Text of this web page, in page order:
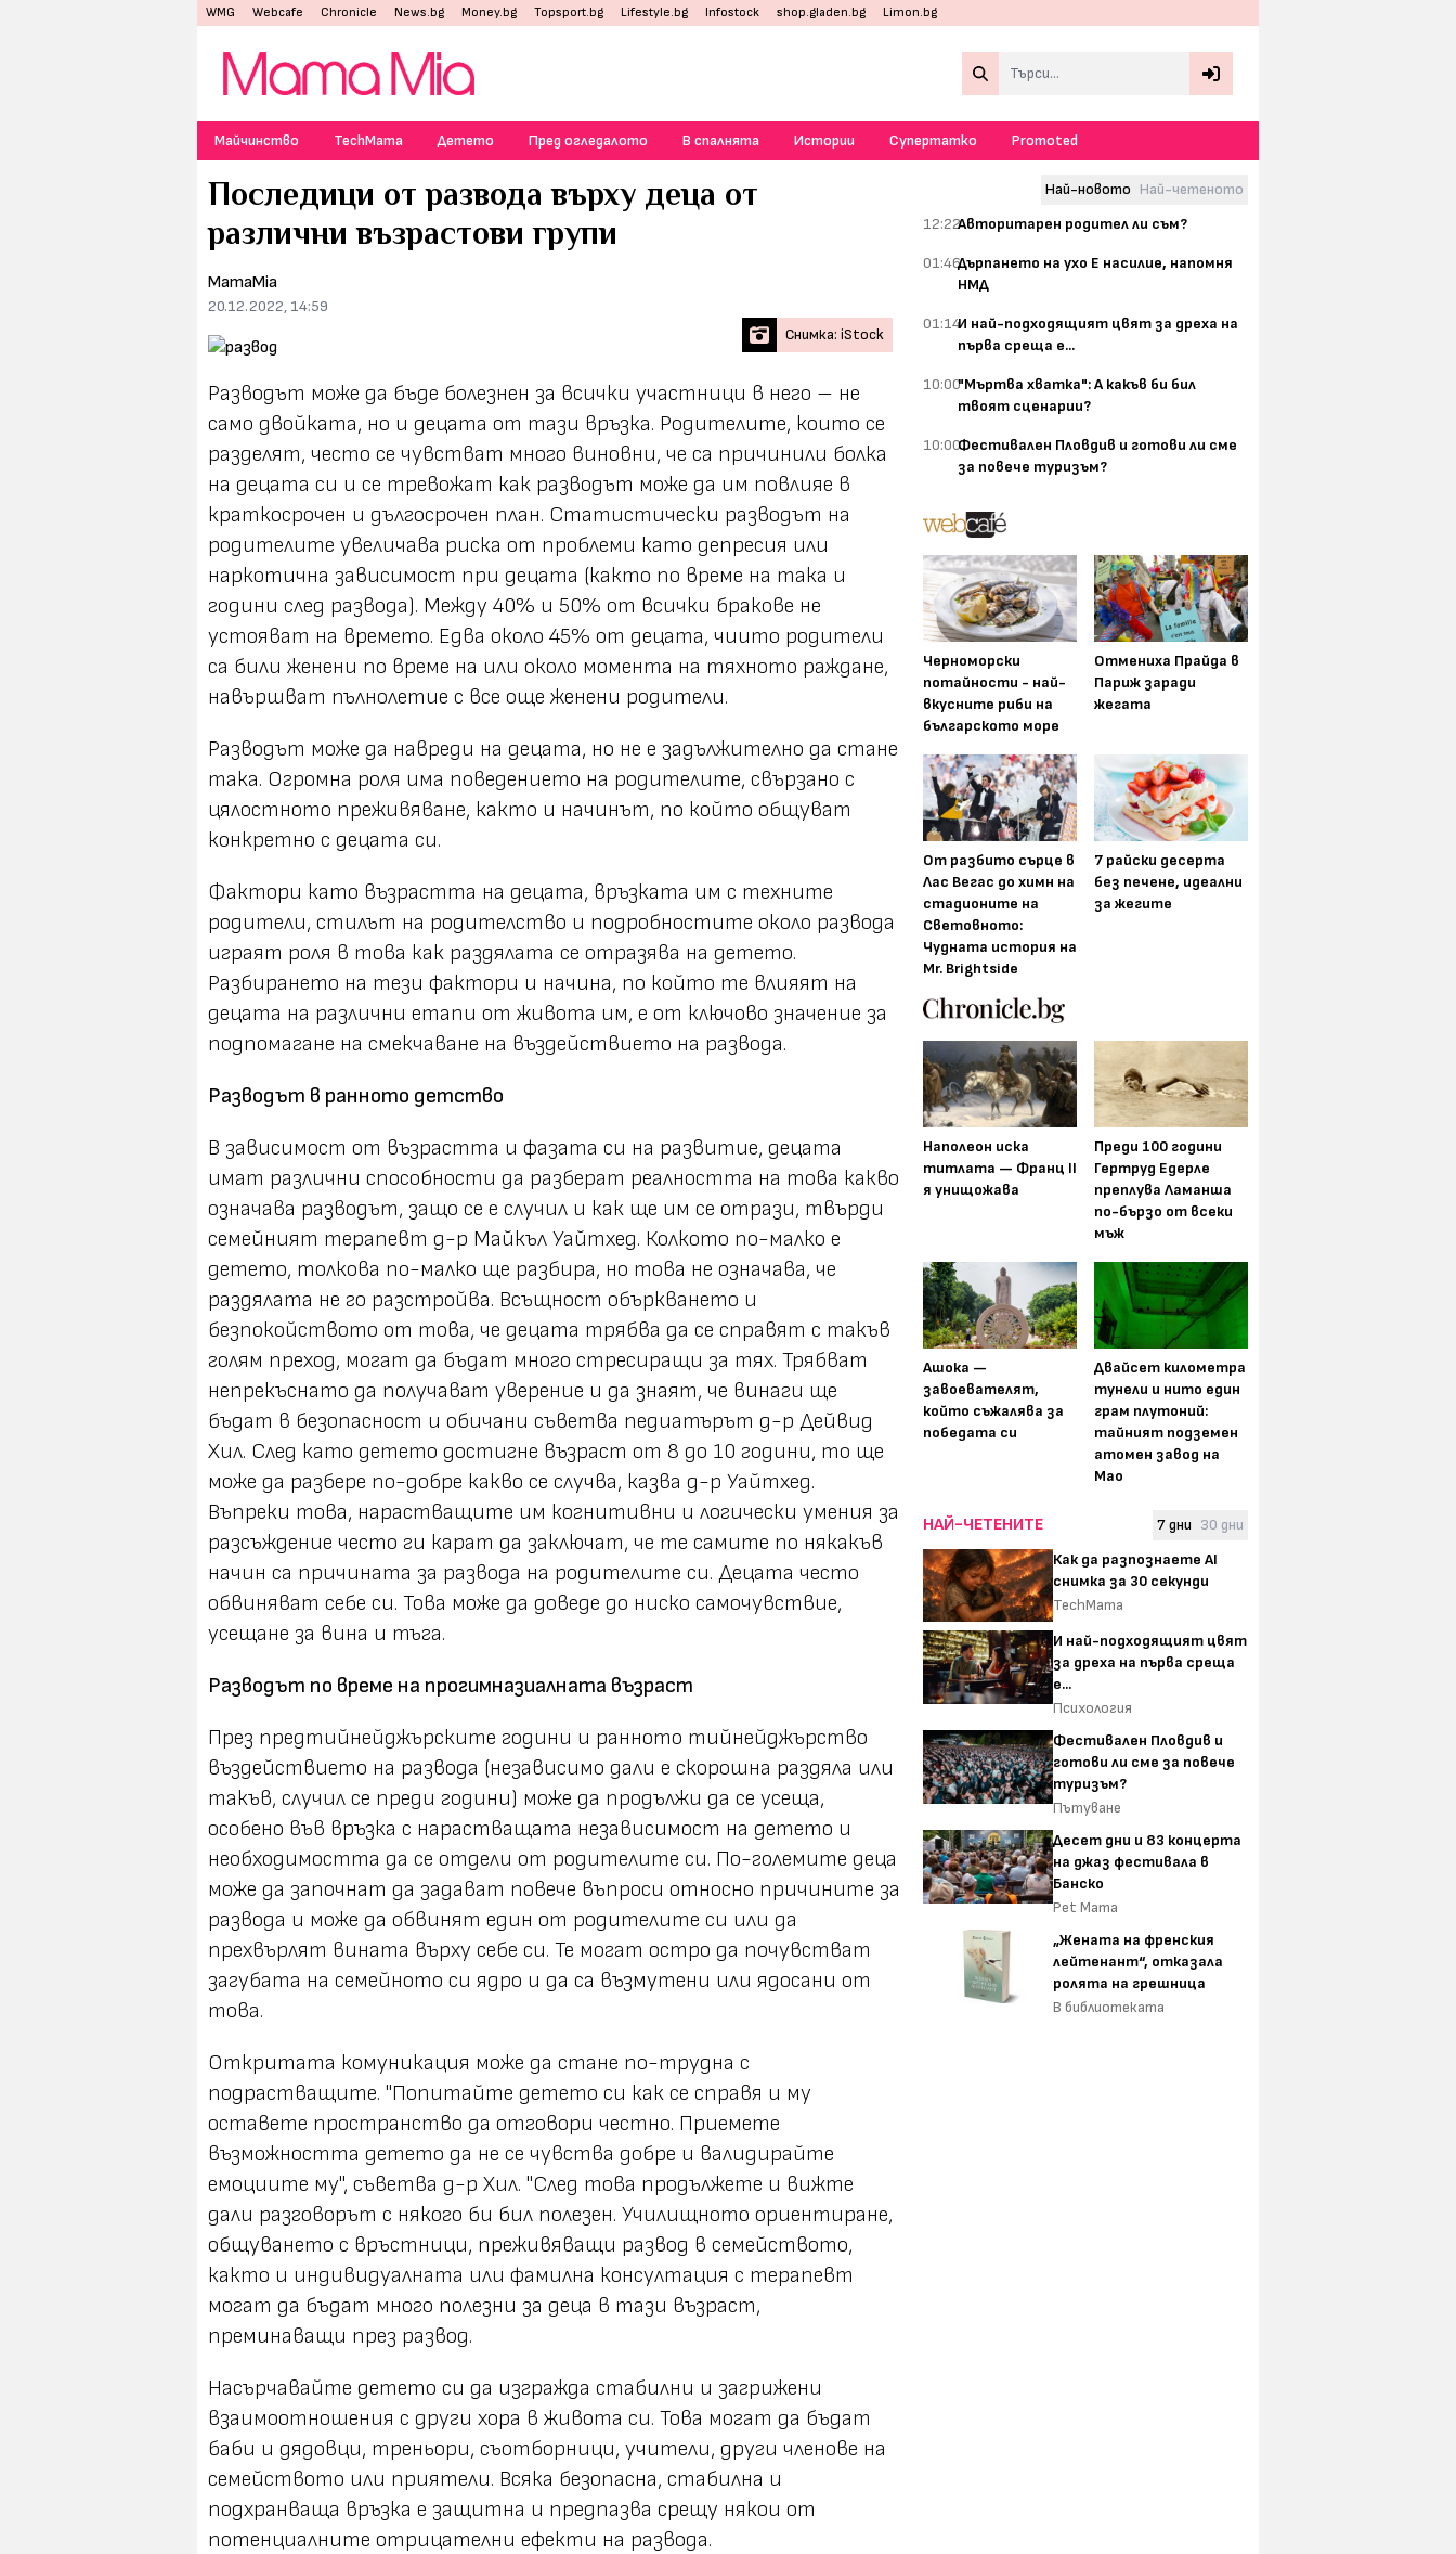
WMG Webcafe Chronicle News.bg Money.bg Topsport.bg Lifestyle.bg Infostock shop.gladen.bg Limon.bg
Майчинство TechMama Детето Пред огледалото В спалнята Истории Супертатко Promoted
Последици от развода върху деца от
различни възрастови групи
MamaMia
20.12.2022, 14:59
Снимка: iStock
Разводът може да бъде болезнен за всички участници в него – не
само двойката, но и децата от тази връзка. Родителите, които се
разделят, често се чувстват много виновни, че са причинили болка
на децата си и се тревожат как разводът може да им повлияе в
краткосрочен и дългосрочен план. Статистически разводът на
родителите увеличава риска от проблеми като депресия или
наркотична зависимост при децата (както по време на така и
години след развода). Между 40% и 50% от всички бракове не
устояват на времето. Едва около 45% от децата, чиито родители
са били женени по време на или около момента на тяхното раждане,
навършват пълнолетие с все още женени родители.
Разводът може да навреди на децата, но не е задължително да стане
така. Огромна роля има поведението на родителите, свързано с
цялостното преживяване, както и начинът, по който общуват
конкретно с децата си.
Фактори като възрастта на децата, връзката им с техните
родители, стилът на родителство и подробностите около развода
играят роля в това как раздялата се отразява на детето.
Разбирането на тези фактори и начина, по който те влияят на
децата на различни етапи от живота им, е от ключово значение за
подпомагане на смекчаване на въздействието на развода.
Разводът в ранното детство
В зависимост от възрастта и фазата си на развитие, децата
имат различни способности да разберат реалността на това какво
означава разводът, защо се е случил и как ще им се отрази, твърди
семейният терапевт д-р Майкъл Уайтхед. Колкото по-малко е
детето, толкова по-малко ще разбира, но това не означава, че
раздялата не го разстройва. Всъщност объркването и
безпокойството от това, че децата трябва да се справят с такъв
голям преход, могат да бъдат много стресиращи за тях. Трябват
непрекъснато да получават уверение и да знаят, че винаги ще
бъдат в безопасност и обичани съветва педиатърът д-р Дейвид
Хил. След като детето достигне възраст от 8 до 10 години, то ще
може да разбере по-добре какво се случва, казва д-р Уайтхед.
Въпреки това, нарастващите им когнитивни и логически умения за
разсъждение често ги карат да заключат, че те самите по някакъв
начин са причината за развода на родителите си. Децата често
обвиняват себе си. Това може да доведе до ниско самочувствие,
усещане за вина и тъга.
Разводът по време на прогимназиалната възраст
През предтийнейджърските години и ранното тийнейджърство
въздействието на развода (независимо дали е скорошна раздяла или
такъв, случил се преди години) може да продължи да се усеща,
особено във връзка с нарастващата независимост на детето и
необходимостта да се отдели от родителите си. По-големите деца
може да започнат да задават повече въпроси относно причините за
развода и може да обвинят един от родителите си или да
прехвърлят вината върху себе си. Те могат остро да почувстват
загубата на семейното си ядро и да са възмутени или ядосани от
това.
Откритата комуникация може да стане по-трудна с
подрастващите. "Попитайте детето си как се справя и му
оставете пространство да отговори честно. Приемете
възможността детето да не се чувства добре и валидирайте
емоциите му", съветва д-р Хил. "След това продължете и вижте
дали разговорът с някого би бил полезен. Училищното ориентиране,
общуването с връстници, преживяващи развод в семейството,
както и индивидуалната или фамилна консултация с терапевт
могат да бъдат много полезни за деца в тази възраст,
преминаващи през развод.
Насърчавайте детето си да изгражда стабилни и загрижени
взаимоотношения с други хора в живота си. Това могат да бъдат
баби и дядовци, треньори, съотборници, учители, други членове на
семейството или приятели. Всяка безопасна, стабилна и
подхранваща връзка е защитна и предпазва срещу някои от
потенциалните отрицателни ефекти на развода.
Най-новото Най-четеното
12:22Авторитарен родител ли съм?
01:46Дърпането на ухо Е насилие, напомня
НМД
01:14И най-подходящият цвят за дреха на
първа среща е...
10:00"Мъртва хватка": А какъв би бил
твоят сценарии?
10:00Фестивален Пловдив и готови ли сме
за повече туризъм?
Черноморски
потайности - най-
вкусните риби на
българското море
Отмениха Прайда в
Париж заради
жегата
От разбито сърце в
Лас Вегас до химн на
стадионите на
Световното:
Чудната история на
Mr. Brightside
7 райски десерта
без печене, идеални
за жегите
Наполеон иска
титлата — Франц II
я унищожава
Преди 100 години
Гертруд Едерле
преплува Ламанша
по-бързо от всеки
мъж
Ашока —
завоевателят,
който съжалява за
победата си
Двайсет километра
тунели и нито един
грам плутоний:
тайният подземен
атомен завод на
Мао
НАЙ-ЧЕТЕНИТЕ 7 дни 30 дни
Как да разпознаете AI
снимка за 30 секунди
TechMama
И най-подходящият цвят
за дреха на първа среща
е...
Психология
Фестивален Пловдив и
готови ли сме за повече
туризъм?
Пътуване
Десет дни и 83 концерта
на джаз фестивала в
Банско
Pet Mama
„Жената на френския
лейтенант“, отказала
ролята на грешница
В библиотеката